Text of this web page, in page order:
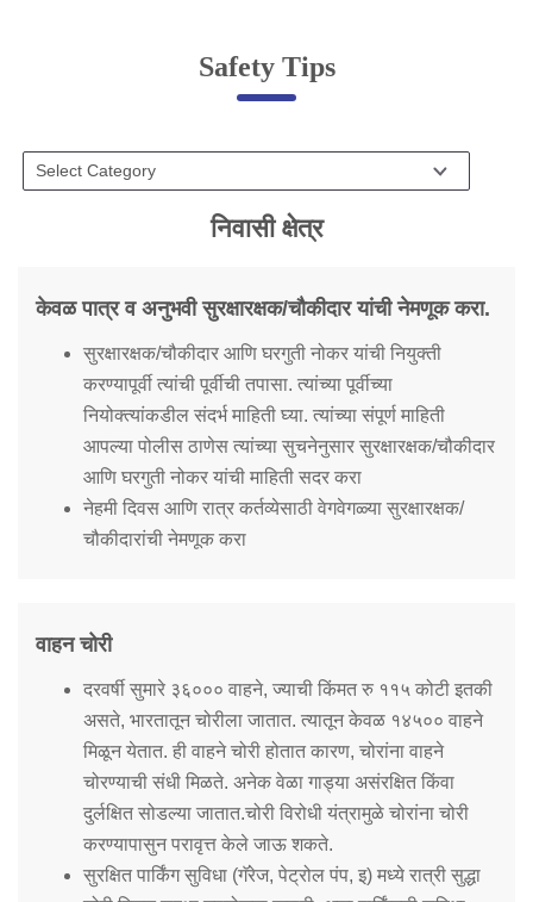
Online Complaint
Servant Information
Citizen′s Corner
Police Clearance Services
Right To Information
Passport Status
GRAS Payment
Useful websites
Licensing Unit
Citizen Wall
Information of Arrested Accused
Help Us
Tenders
FAQ
Police Corner
Police Foundation
Welfare Activities
Media Coverage
Safety Tips
निवासी क्षेत्र
केवळ पात्र व अनुभवी सुरक्षारक्षक/चौकीदार यांची नेमणूक करा.
सुरक्षारक्षक/चौकीदार आणि घरगुती नोकर यांची नियुक्ती
करण्यापूर्वी त्यांची पूर्वीची तपासा. त्यांच्या पूर्वीच्या
नियोक्त्यांकडील संदर्भ माहिती घ्या. त्यांच्या संपूर्ण माहिती
आपल्या पोलीस ठाणेस त्यांच्या सुचनेनुसार सुरक्षारक्षक/चौकीदार
आणि घरगुती नोकर यांची माहिती सदर करा
नेहमी दिवस आणि रात्र कर्तव्येसाठी वेगवेगळ्या सुरक्षारक्षक/
चौकीदारांची नेमणूक करा
वाहन चोरी
दरवर्षी सुमारे ३६००० वाहने, ज्याची किंमत रु ११५ कोटी इतकी
असते, भारतातून चोरीला जातात. त्यातून केवळ १४५०० वाहने
मिळून येतात. ही वाहने चोरी होतात कारण, चोरांना वाहने
चोरण्याची संधी मिळते. अनेक वेळा गाड्या असंरक्षित किंवा
दुर्लक्षित सोडल्या जातात.चोरी विरोधी यंत्रामुळे चोरांना चोरी
करण्यापासुन परावृत्त केले जाऊ शकते.
सुरक्षित पार्किंग सुविधा (गॅरेज, पेट्रोल पंप, इ) मध्ये रात्री सुद्धा